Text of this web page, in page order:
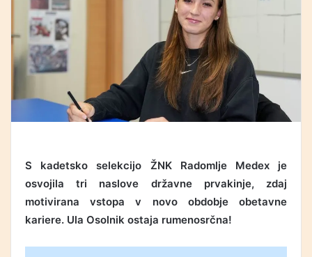
S kadetsko selekcijo ŽNK Radomlje Medex je
osvojila tri naslove državne prvakinje, zdaj
motivirana vstopa v novo obdobje obetavne
kariere. Ula Osolnik ostaja rumenosrčna!